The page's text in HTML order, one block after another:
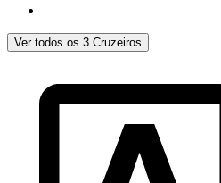
Ver todos os 3 Cruzeiros